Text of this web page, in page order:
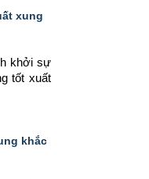
xung
khởi sự
tốt xuất
khắc